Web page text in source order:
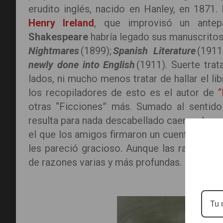
erudito inglés, nacido en Hanley, en
Henry Ireland, que improvisó un
Shakespeare habría legado sus
Nightmares(1899);Spanish Literature
newly done into English (1911). Suerte
lados, ni mucho menos tratar de hallar el
los recopiladores de esto es el autor de
otras “Ficciones” más. Sumado al
resulta para nada descabellado caer en la
el que los amigos firmaron un cuento
les pareció gracioso. Aunque las razones
de razones varias y más profundas.